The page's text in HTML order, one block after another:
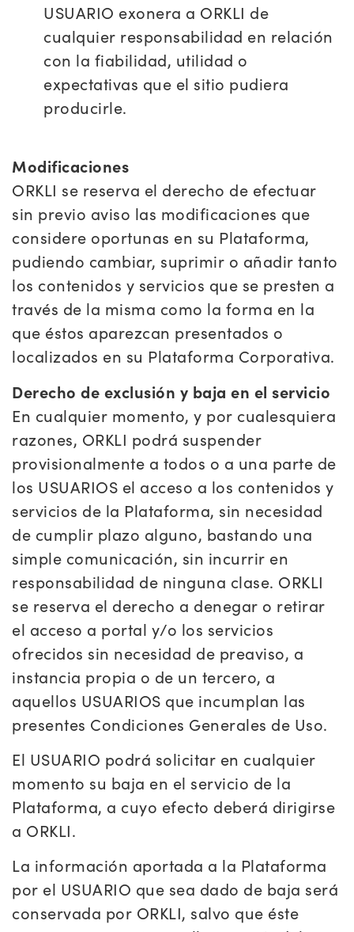
USUARIO exonera a ORKLI de
cualquier responsabilidad en relación
con la fiabilidad, utilidad o
expectativas que el sitio pudiera
producirle.
Modificaciones
ORKLI se reserva el derecho de efectuar
sin previo aviso las modificaciones que
considere oportunas en su Plataforma,
pudiendo cambiar, suprimir o añadir tanto
los contenidos y servicios que se presten a
través de la misma como la forma en la
que éstos aparezcan presentados o
localizados en su Plataforma Corporativa.
Derecho de exclusión y baja en el servicio
En cualquier momento, y por cualesquiera
razones, ORKLI podrá suspender
provisionalmente a todos o a una parte de
los USUARIOS el acceso a los contenidos y
servicios de la Plataforma, sin necesidad
de cumplir plazo alguno, bastando una
simple comunicación, sin incurrir en
responsabilidad de ninguna clase. ORKLI
se reserva el derecho a denegar o retirar
el acceso a portal y/o los servicios
ofrecidos sin necesidad de preaviso, a
instancia propia o de un tercero, a
aquellos USUARIOS que incumplan las
presentes Condiciones Generales de Uso.
El USUARIO podrá solicitar en cualquier
momento su baja en el servicio de la
Plataforma, a cuyo efecto deberá dirigirse
a ORKLI.
La información aportada a la Plataforma
por el USUARIO que sea dado de baja será
conservada por ORKLI, salvo que éste